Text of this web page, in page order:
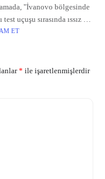
"İvanovo bölgesinde
uçuşu sırasında ıssız bir
kurtarma ekiplerinin
ET
* ile işaretlenmişlerdir